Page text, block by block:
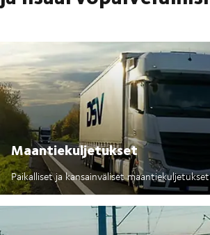
Maantiekuljetukset
Paikalliset ja kansainväliset maantiekuljetukset